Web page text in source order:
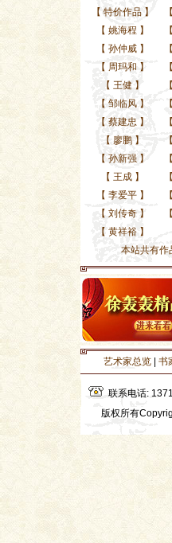
【 特价作品】 【
【 姚海程 】 【
【 孙仲威】 【
【 周玛和 】 【
【 王健】 【
【 邹临风】 【
【 蔡建忠 】 【
【 廖鹏】 【
【 孙新强】 【
【 王成】 【
【 李爱平】 【
【 刘传奇】 【
【 黄祥裕】
本站共有作
艺术家总览 书
联系电话:
版权所有